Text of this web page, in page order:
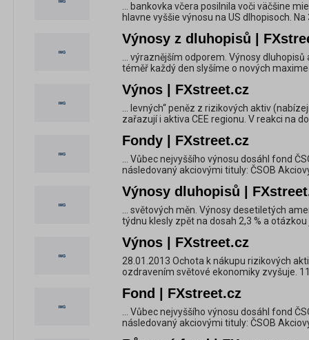
... bankovka včera posilnila voči väčšine
hlavne vyššie výnosu na US dlhopisoch. Na
Výnosy z dluhopisů |
... výraznějším odporem. Výnosy
téměř každý den slyšíme o nových
Výnos | FXstreet.cz
... levných“ peněz z rizikových aktiv
zařazují i aktiva CEE regionu. V reakci na
Fondy | FXstreet.cz
... Vůbec nejvyššího výnosu dosáhl fond
následovaný akciovými tituly: ČSOB
Výnosy dluhopisů |
... světových měn. Výnosy desetiletých
týdnu klesly zpět na dosah 2,3 % a
Výnos | FXstreet.cz
28.01.2013 Ochota k nákupu rizikových
ozdravením světové ekonomiky zvyšuje.
Fond | FXstreet.cz
... Vůbec nejvyššího výnosu dosáhl fond
následovaný akciovými tituly: ČSOB